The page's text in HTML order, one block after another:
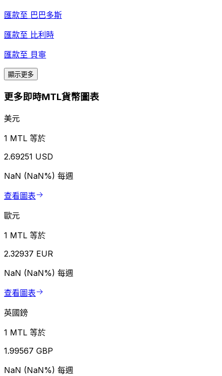
匯款至 巴巴多斯
匯款至 比利時
匯款至 貝寧
顯示更多
更多即時MTL貨幣圖表
美元
1 MTL 等於
2.69251 USD
NaN (NaN%) 每週
查看圖表
歐元
1 MTL 等於
2.32937 EUR
NaN (NaN%) 每週
查看圖表
英國鎊
1 MTL 等於
1.99567 GBP
NaN (NaN%) 每週